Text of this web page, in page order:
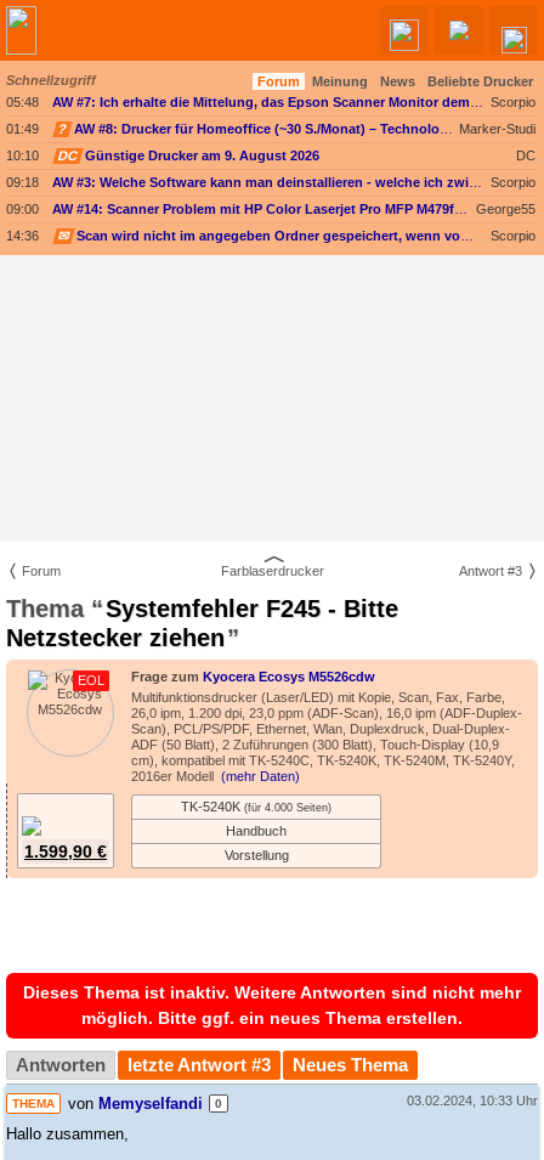
Schnellzugriff Forum Meinung News
Beliebte Drucker
05:48
Scorpio
01:49
?
Marker-Studi
10:10
DC Günstige Drucker am 9. August 2026
DC
09:18
Scorpio
09:00
George55
14:36
✉ Scorpio
Forum Farblaserdrucker Antwort #3
Systemfehler F245 - Bitte
Netzstecker ziehen
EOL Frage zum Kyocera Ecosys M5526cdw
Multifunktionsdrucker (Laser/LED) mit Kopie, Scan, Fax, Farbe,
26,0 ipm, 1.200 dpi, 23,0 ppm (ADF-Scan), 16,0 ipm (ADF-Duplex-
Scan), PCL/PS/PDF, Ethernet, Wlan, Duplexdruck, Dual-Duplex-
ADF (50 Blatt), 2 Zuführungen (300 Blatt), Touch-Display (10,9
cm), kompatibel mit TK-5240C, TK-5240K, TK-5240M, TK-5240Y,
2016er Modell (mehr Daten)
TK-5240K (für 4.000 Seiten)
Handbuch
Vorstellung
1.599,90 €
Dieses Thema ist inaktiv. Weitere Antworten sind nicht mehr
möglich. Bitte ggf. ein neues Thema erstellen.
Antworten letzte Antwort #3 Neues Thema
THEMA von Memyselfandi 0 03.02.2024, 10:33 Uhr
Hallo zusammen,
Angebote werden geladen...